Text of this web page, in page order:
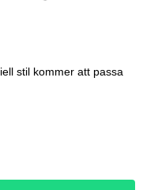
stil kommer att passa